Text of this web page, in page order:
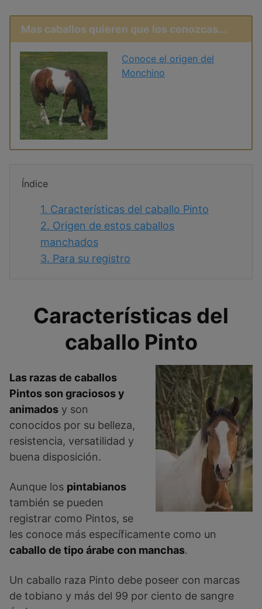
Mas caballos quieren que los conozcas...
Conoce el origen del
Monchino
Índice
1. Características del caballo Pinto
2. Origen de estos caballos
manchados
3. Para su registro
Características del
caballo Pinto
Las razas de caballos
Pintos son graciosos y
animados y son
conocidos por su belleza,
resistencia, versatilidad y
buena disposición.
Aunque los pintabianos
también se pueden
registrar como Pintos, se
les conoce más específicamente como un
caballo de tipo árabe con manchas.
Un caballo raza Pinto debe poseer con marcas
de tobiano y más del 99 por ciento de sangre